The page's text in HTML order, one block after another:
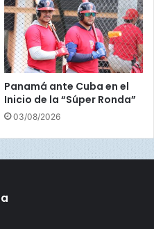
Panamá ante Cuba en el
Inicio de la “Súper Ronda”
03/08/2026